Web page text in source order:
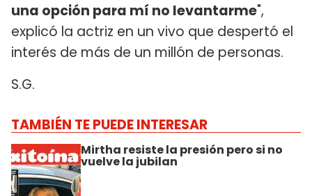
una opción para mí no levantarme",
explicó la actriz en un vivo que despertó el
interés de más de un millón de personas.
S.G.
TAMBIÉN TE PUEDE INTERESAR
Mirtha resiste la presión pero si no
vuelve la jubilan